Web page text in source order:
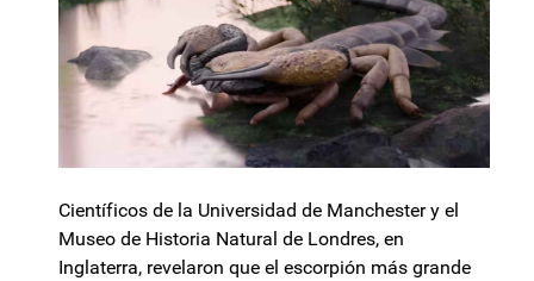
Científicos de la Universidad de Manchester y el
Museo de Historia Natural de Londres, en
Inglaterra, revelaron que el escorpión más grande